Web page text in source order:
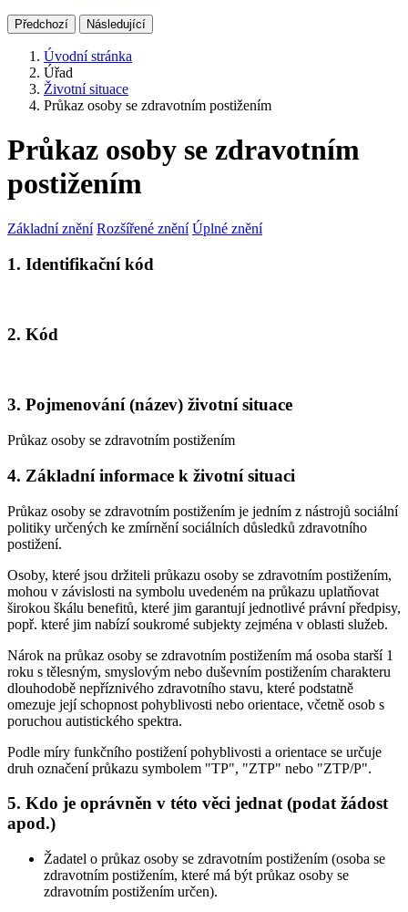
Předchozí Následující
Úvodní stránka
Úřad
Životní situace
Průkaz osoby se zdravotním postižením
Průkaz osoby se zdravotním
postižením
Základní znění Rozšířené znění Úplné znění
1. Identifikační kód
2. Kód
3. Pojmenování (název) životní situace
Průkaz osoby se zdravotním postižením
4. Základní informace k životní situaci
Průkaz osoby se zdravotním postižením je jedním z nástrojů sociální
politiky určených ke zmírnění sociálních důsledků zdravotního
postižení.
Osoby, které jsou držiteli průkazu osoby se zdravotním postižením,
mohou v závislosti na symbolu uvedeném na průkazu uplatňovat
širokou škálu benefitů, které jim garantují jednotlivé právní předpisy,
popř. které jim nabízí soukromé subjekty zejména v oblasti služeb.
Nárok na průkaz osoby se zdravotním postižením má osoba starší 1
roku s tělesným, smyslovým nebo duševním postižením charakteru
dlouhodobě nepříznivého zdravotního stavu, které podstatně
omezuje její schopnost pohyblivosti nebo orientace, včetně osob s
poruchou autistického spektra.
Podle míry funkčního postižení pohyblivosti a orientace se určuje
druh označení průkazu symbolem "TP", "ZTP" nebo "ZTP/P".
5. Kdo je oprávněn v této věci jednat (podat žádost
apod.)
Žadatel o průkaz osoby se zdravotním postižením (osoba se
zdravotním postižením, které má být průkaz osoby se
zdravotním postižením určen).